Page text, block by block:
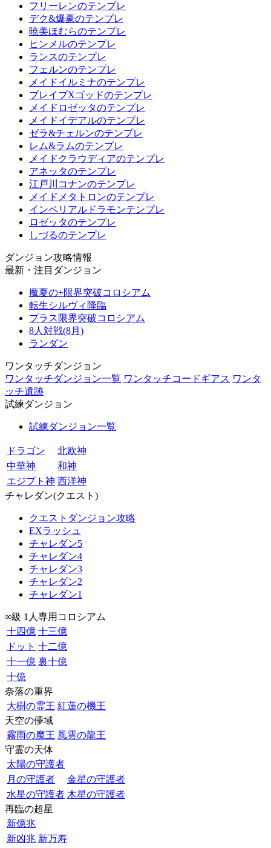
フリーレンのテンプレ
デク&爆豪のテンプレ
暁美ほむらのテンプレ
ヒンメルのテンプレ
ランスのテンプレ
フェルンのテンプレ
メイドイルミナのテンプレ
ブレイブXゴッドのテンプレ
メイドロゼッタのテンプレ
メイドイデアルのテンプレ
ゼラ&チェルンのテンプレ
レム&ラムのテンプレ
メイドクラウディアのテンプレ
アネッタのテンプレ
江戸川コナンのテンプレ
メイドメタトロンのテンプレ
インペリアルドラモンテンプレ
ロゼッタのテンプレ
しづるのテンプレ
ダンジョン攻略情報
最新・注目ダンジョン
魔夏の+限界突破コロシアム
転生シルヴィ降臨
プラス限界突破コロシアム
8人対戦(8月)
ランダン
ワンタッチダンジョン
ワンタッチダンジョン一覧 ワンタッチコードギアス ワンタ
ッチ遺跡
試練ダンジョン
試練ダンジョン一覧
ドラゴン
北欧神
中華神
和神
エジプト神 西洋神
チャレダン(クエスト)
クエストダンジョン攻略
EXラッシュ
チャレダン5
チャレダン4
チャレダン3
チャレダン2
チャレダン1
∞級 1人専用コロシアム
十四億 十三億
ドット 十二億
十一億 裏十億
十億
奈落の重界
大樹の霊王 紅蓮の機王
天空の儚域
霧雨の魔王 風雲の龍王
守霊の天体
太陽の守護者
月の守護者
金星の守護者
水星の守護者 木星の守護者
再臨の超星
新億兆
新凶兆 新万寿